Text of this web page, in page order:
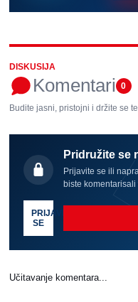
DISKUSIJA
Komentari 0
Budite jasni, pristojni i držite se
Pridružite se
Prijavite se ili
biste komentarisali
PRIJAVI
SE
Učitavanje komentara...